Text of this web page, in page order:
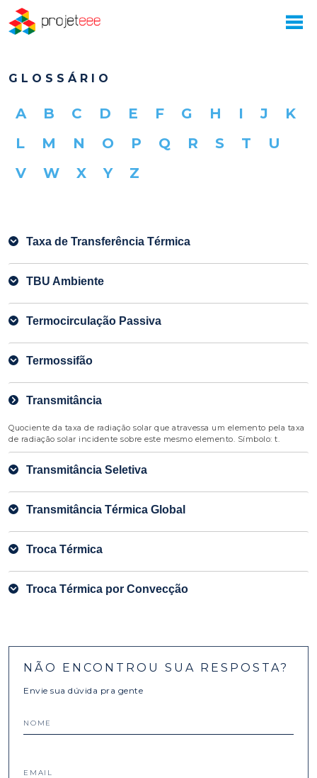
GLOSSÁRIO
A B C D E F G H I J
K
L
M N O P Q R S T
U
V
W X Y Z
Taxa de Transferência Térmica
TBU Ambiente
Termocirculação Passiva
Termossifão
Transmitância
Quociente da taxa de radiação solar que atravessa um elemento pela taxa
de radiação solar incidente sobre este mesmo elemento. Símbolo: t.
Transmitância Seletiva
Transmitância Térmica Global
Troca Térmica
Troca Térmica por Convecção
NÃO ENCONTROU SUA RESPOSTA?
Envie sua dúvida pra gente
NOME
EMAIL